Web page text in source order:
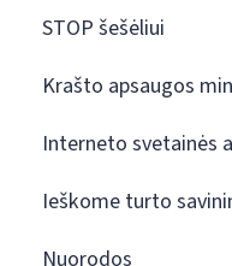
STOP šešėliui
Krašto apsaugos
Interneto svetainės
Ieškome turto
Nuorodos